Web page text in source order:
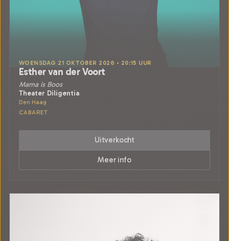
WOENSDAG 21 OKTOBER 2026 • 20:15 UUR
Esther van der Voort
Mama is Boos
Theater Diligentia
Den Haag
CABARET
Uitverkocht
Meer info